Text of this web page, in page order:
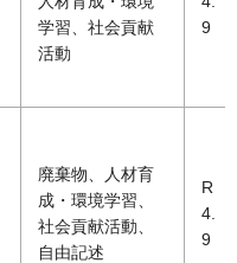
学習、社会貢献
活動
9
廃棄物、人材育
成・環境学習、
社会貢献活動、
自由記述
R
4.
9